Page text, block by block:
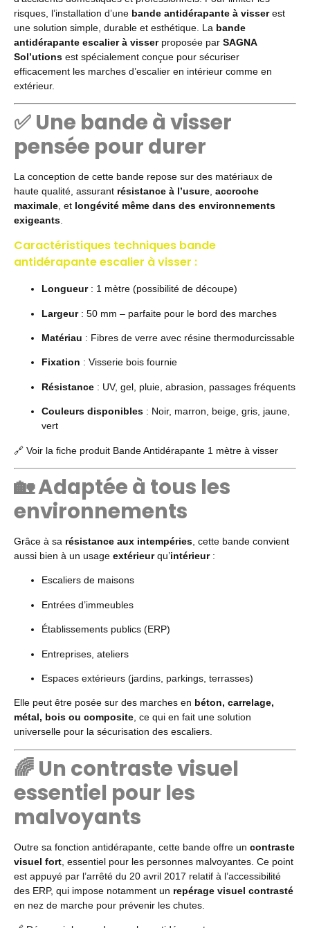
risques, l’installation d’une bande antidérapante à visserest
une solution simple, durable et esthétique. La bande
antidérapante escalier à visserproposée par SAGNA
Sol’utions est spécialement conçue pour sécuriser
efficacement les marches d’escalier en intérieur comme en
extérieur.
✅ Une bande à visser
pensée pour durer
La conception de cette bande repose sur des matériaux de
haute qualité, assurant résistance à l’usure accroche
maximale , et longévité même dans des environnements
exigeants
Caractéristiques techniques bande
antidérapante escalier à visser :
Longueur: 1 mètre (possibilité de découpe)
Largeur: 50 mm – parfaite pour le bord des marches
Matériau : Fibres de verre avec résine thermodurcissable
Fixation : Visserie bois fournie
Résistance : UV, gel, pluie, abrasion, passages fréquents
Couleurs disponibles : Noir, marron, beige, gris, jaune,
vert
🔗 Voir la fiche produit Bande Antidérapante 1 mètre à visser
🏡 Adaptée à tous les
environnements
Grâce à sa résistance aux intempéries , cette bande convient
aussi bien à un usage extérieurqu’intérieur:
Escaliers de maisons
Entrées d’immeubles
Établissements publics (ERP)
Entreprises, ateliers
Espaces extérieurs (jardins, parkings, terrasses)
Elle peut être posée sur des marches en béton, carrelage,
métal, bois ou composite, ce qui en fait une solution
universelle pour la sécurisation des escaliers.
🌈 Un contraste visuel
essentiel pour les
malvoyants
Outre sa fonction antidérapante, cette bande offre un contraste
visuel fort , essentiel pour les personnes malvoyantes. Ce point
est appuyé par l’arrêté du 20 avril 2017 relatif à l’accessibilité
des ERP, qui impose notamment un repérage visuel contrasté
en nez de marche pour prévenir les chutes.